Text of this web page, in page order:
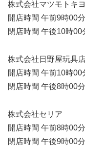
株式会社マツモトキ
開店時間 午前9時00分
閉店時間 午後10時00
株式会社日野屋玩具
開店時間 午前10時00
閉店時間 午後8時00分
株式会社セリア
開店時間 午前8時00分
閉店時間 午後9時00分